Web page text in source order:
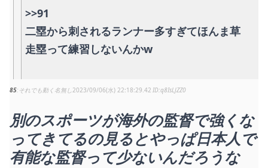
>>91
二塁から刺されるランナー多すぎてほんま草
走塁って練習しないんかw
85 それでも動く名無し2023/09/06(水) 22:18:29.42 q8IsLJZZ0
別のスポーツが海外の監督で強くな
ってきてるの見るとやっぱ日本人で
有能な監督って少ないんだろうな